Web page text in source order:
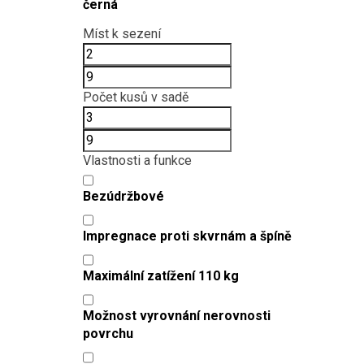
černá
Míst k sezení
Počet kusů v sadě
Vlastnosti a funkce
Bezúdržbové
Impregnace proti skvrnám a špíně
Maximální zatížení 110 kg
Možnost vyrovnání nerovnosti
povrchu